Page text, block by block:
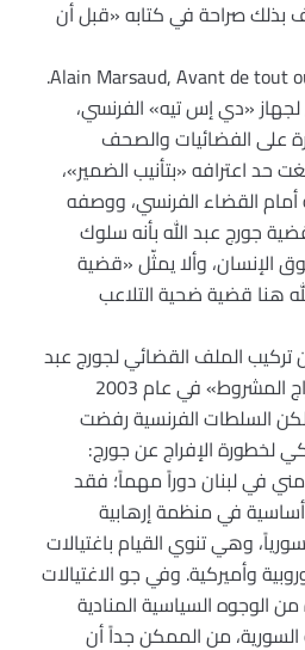
بذلك صراحة في كتابه «قبل أن
Alain Marsaud, Avant de tout
لجهاز «دي إس تيه» الفرنسي،
على الفضائيات والصحف
منذ عام 2010، وبلغت حد اعترافه «بتأنيب الضمير»،
أمام القضاء الفرنسي، ووصفه
جورج عبد الله بأنه سلوك
الإنسان، وألا يمثّل «قضية
هنا قضية ضحية التلاعب
الملف القضائي لجورج عبد
الله، جاء قرار «محكمة الإفراج المشروط» في عام 2003
السلطات الفرنسية رفضت
لخطورة الإفراج عن جورج:
في لبنان دوراً مهماً؛ فقد
في منظمة إرهابية
وهي تنوي القيام باغتيالات
وأميركية. وفي جو الاغتيالات
من الوجوه السياسية المنادية
السورية، من الممكن جداً أن